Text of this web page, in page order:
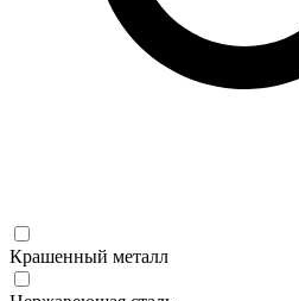
Крашенный металл